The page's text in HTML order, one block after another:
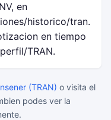
en
historico/tran.
en tiempo
TRAN.
(TRAN) o visita el
podes ver la